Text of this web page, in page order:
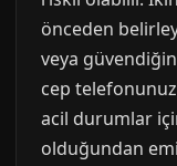
önceden
veya
cep
acil durumlar
olduğundan